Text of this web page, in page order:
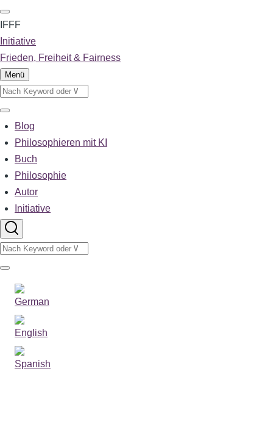
Direkt
zum
Inhalt
IFFF
Initiative
Frieden, Freiheit & Fairness
Menü
Suche
Suche
Main
navigation
Blog
Philosophieren mit KI
Buch
Philosophie
Autor
Initiative
Suche
Suche
Sprachumschalter